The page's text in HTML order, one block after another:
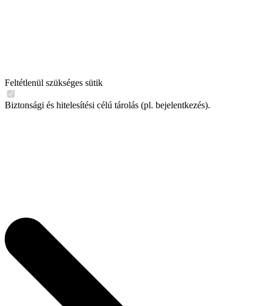
Feltétlenül szükséges sütik
Biztonsági és hitelesítési célú tárolás (pl. bejelentkezés).